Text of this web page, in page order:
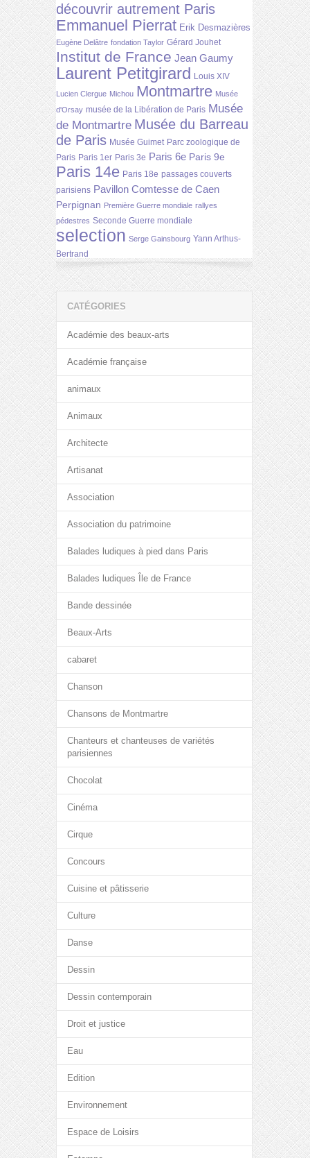
découvrir autrement Paris
Emmanuel Pierrat Erik Desmazières
Eugène Delâtre fondation Taylor Gérard Jouhet
Institut de France Jean Gaumy
Laurent Petitgirard Louis XIV
Lucien Clergue Michou Montmartre Musée
d'Orsay musée de la Libération de Paris Musée
de Montmartre Musée du Barreau
de Paris Musée Guimet Parc zoologique de
Paris Paris 1er Paris 3e Paris 6e Paris 9e
Paris 14e Paris 18e passages couverts
parisiens Pavillon Comtesse de Caen
Perpignan Première Guerre mondiale rallyes
pédestres Seconde Guerre mondiale
selection Serge Gainsbourg Yann Arthus-
Bertrand
CATÉGORIES
Académie des beaux-arts
Académie française
animaux
Animaux
Architecte
Artisanat
Association
Association du patrimoine
Balades ludiques à pied dans Paris
Balades ludiques Île de France
Bande dessinée
Beaux-Arts
cabaret
Chanson
Chansons de Montmartre
Chanteurs et chanteuses de variétés
parisiennes
Chocolat
Cinéma
Cirque
Concours
Cuisine et pâtisserie
Culture
Danse
Dessin
Dessin contemporain
Droit et justice
Eau
Edition
Environnement
Espace de Loisirs